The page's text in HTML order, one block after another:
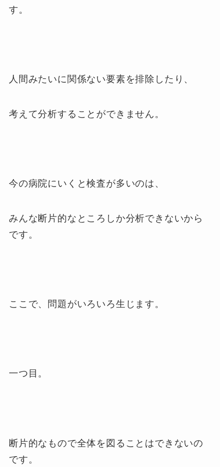
す。
人間みたいに関係ない要素を排除したり、
考えて分析することができません。
今の病院にいくと検査が多いのは、
みんな断片的なところしか分析できないから
です。
ここで、問題がいろいろ生じます。
一つ目。
断片的なもので全体を図ることはできないの
です。